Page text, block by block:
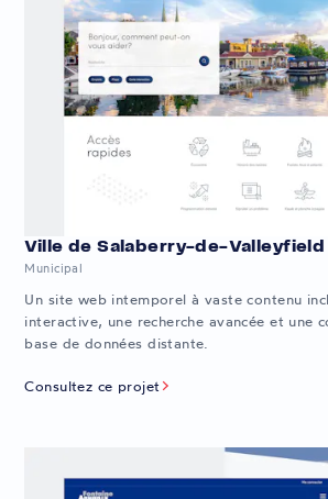
Ville de Salaberry-de-Valleyfield
Municipal
Un site web intemporel à vaste contenu
interactive, une recherche avancée et une
base de données distante.
Consultez ce projet